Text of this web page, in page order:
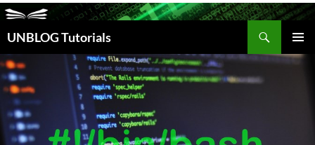
UNBLOG Tutorials
Suchen
INHALT
SPRINGEN